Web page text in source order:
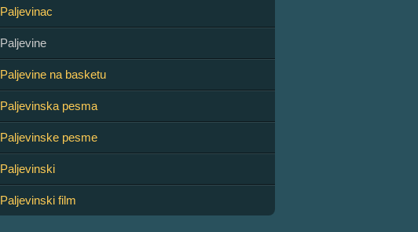
Paljevinac
Paljevine
Paljevine na basketu
Paljevinska pesma
Paljevinske pesme
Paljevinski
Paljevinski film